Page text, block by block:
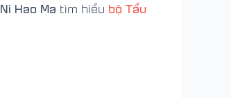
Ni Hao Ma tìm hiểu bộ Tẩu